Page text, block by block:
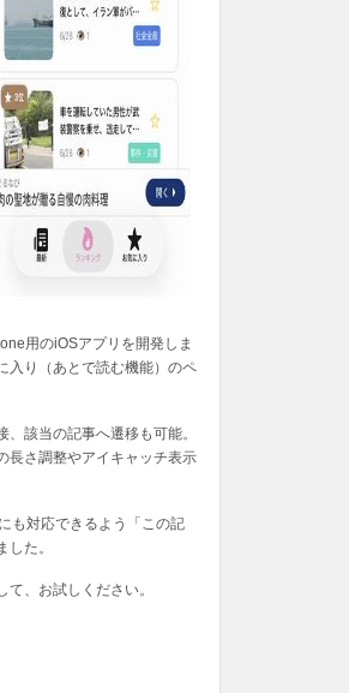
用のiOSアプリを開発しま
入り（あとで読む機能）のペ
該当の記事へ遷移も可能。
長さ調整やアイキャッチ表示
も対応できるよう「この記
た。
、お試しください。